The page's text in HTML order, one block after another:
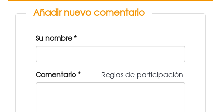
Añadir nuevo comentario
Su nombre *
Reglas de participación
Comentario*